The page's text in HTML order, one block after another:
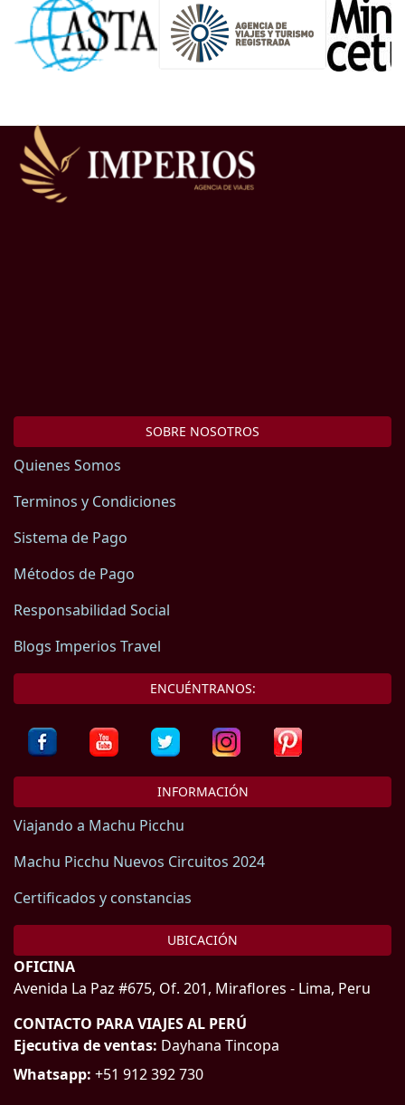
SOBRE NOSOTROS
Quienes Somos
Terminos y Condiciones
Sistema de Pago
Métodos de Pago
Responsabilidad Social
Blogs Imperios Travel
ENCUÉNTRANOS:
INFORMACIÓN
Viajando a Machu Picchu
Machu Picchu Nuevos Circuitos 2024
Certificados y constancias
UBICACIÓN
OFICINA
Avenida La Paz #675, Of. 201, Miraflores - Lima, Peru
CONTACTO PARA VIAJES AL PERÚ
Ejecutiva de ventas: Dayhana Tincopa
Whatsapp: +51 912 392 730